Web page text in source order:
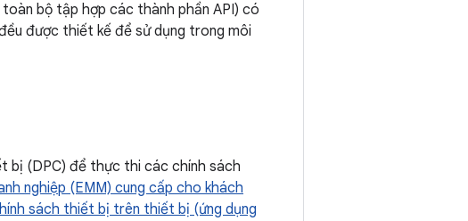
bộ tập hợp các thành phần API) có
được thiết kế để sử dụng trong môi
bị (DPC) để thực thi các chính sách
nghiệp (EMM) cung cấp cho khách
sách thiết bị trên thiết bị (ứng dụng